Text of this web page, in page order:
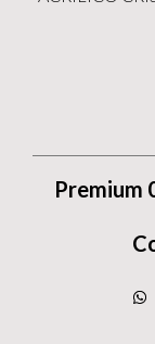
Premium